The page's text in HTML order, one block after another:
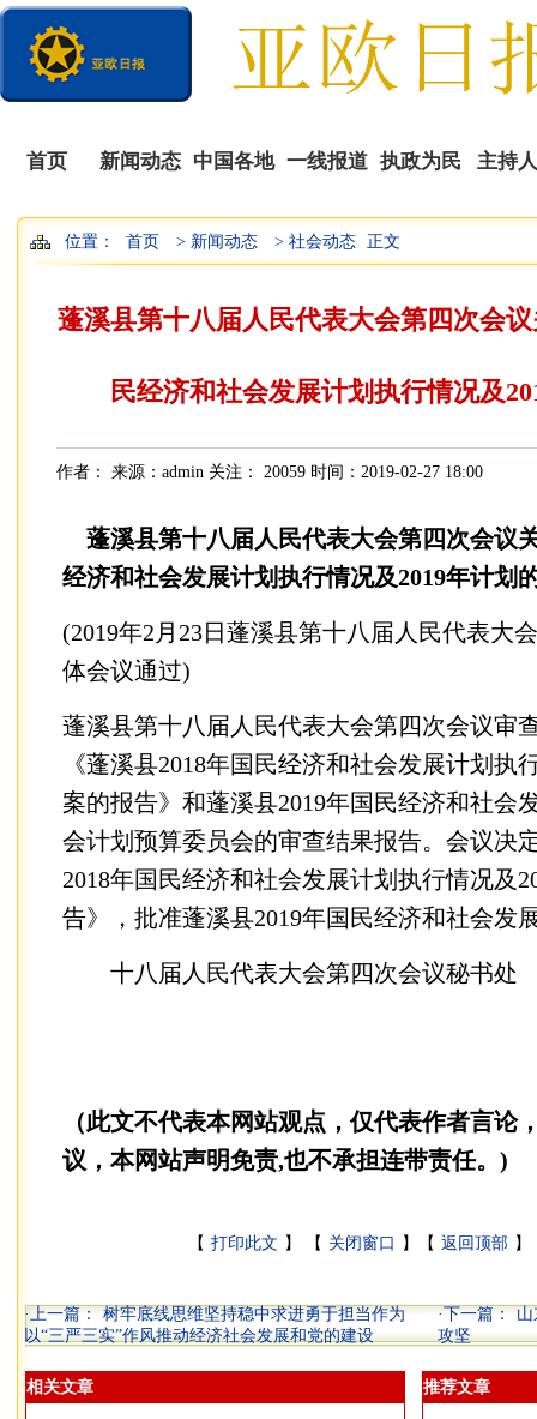
首页 新闻动态 中国各地 一线报道 执政为民 主持
播
位置： 首页 > 新闻动态 > 社会动态 正文
蓬溪县第十八届人民代表大会第四次会
民经济和社会发展计划执行情况及
作者： 来源：admin 关注： 20059 时间：2019-02-27 18:00
蓬溪县第十八届人民代表大会第四次会议
经济和社会发展计划执行情况及2019年计划
(2019年2月23日蓬溪县第十八届人民代表大
体会议通过)
蓬溪县第十八届人民代表大会第四次会议审
《蓬溪县2018年国民经济和社会发展计划执
案的报告》和蓬溪县2019年国民经济和社会
会计划预算委员会的审查结果报告。会议决
2018年国民经济和社会发展计划执行情况及
告》，批准蓬溪县2019年国民经济和社会发
十八届人民代表大会第四次会议秘书处
（此文不代表本网站观点，仅代表作者言论
议，本网站声明免责,也不承担连带责任。)
【 打印此文 】 【 关闭窗口 】【 返回顶部
·上一篇： 树牢底线思维坚持稳中求进勇于担当作为
以“三严三实”作风推动经济社会发展和党的建设
·下一篇： 山
攻坚
相关文章 推荐文章